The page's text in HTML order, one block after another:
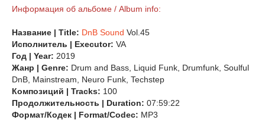
Информация об альбоме / Album info:
Название | Title: DnB Sound Vol.45
Исполнитель | Executor: VA
Год | Year: 2019
Жанр | Genre: Drum and Bass, Liquid Funk, Drumfunk, Soulful
DnB, Mainstream, Neuro Funk, Techstep
Композиций | Tracks: 100
Продолжительность | Duration: 07:59:22
Формат/Кодек | Format/Codec: MP3